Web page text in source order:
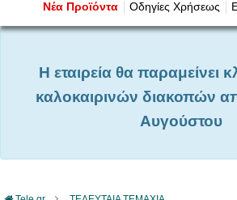
Νέα Προϊόντα Οδηγίες Χρήσεως
Η εταιρεία θα παραμείνει
καλοκαιρινών διακοπών
Αυγούστου